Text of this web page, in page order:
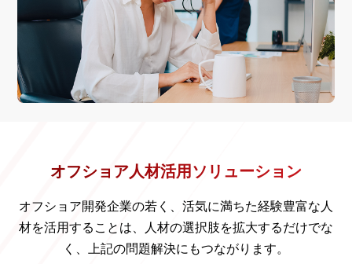
オフショア人材活用ソリューション
オフショア開発企業の若く、活気に満ちた経験豊富な人
材を活用することは、人材の選択肢を拡大するだけでな
く、上記の問題解決にもつながります。